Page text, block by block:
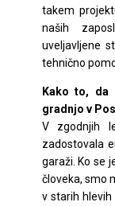
takem
naših
uveljavljene
tehnično
Kako to, da
gradnjo v
V zgodnjih
zadostovala
garaži. Ko se
človeka, smo
v starih hlevih